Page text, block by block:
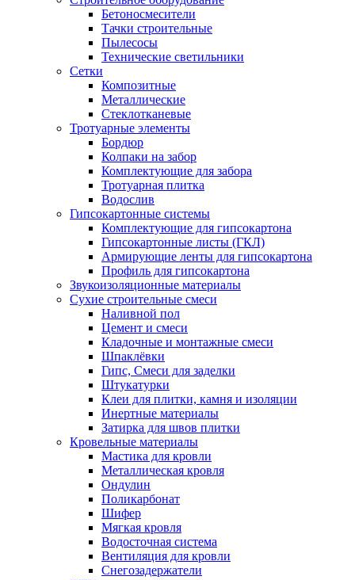
Бетоносмесители
Тачки строительные
Пылесосы
Технические светильники
Сетки
Композитные
Металлические
Стеклотканевые
Тротуарные элементы
Бордюр
Колпаки на забор
Комплектующие для забора
Тротуарная плитка
Водослив
Гипсокартонные системы
Комплектующие для гипсокартона
Гипсокартонные листы (ГКЛ)
Армирующие ленты для гипсокартона
Профиль для гипсокартона
Звукоизоляционные материалы
Сухие строительные смеси
Наливной пол
Цемент и смеси
Кладочные и монтажные смеси
Шпаклёвки
Гипс, Смеси для заделки
Штукатурки
Клеи для плитки, камня и изоляции
Инертные материалы
Затирка для швов плитки
Кровельные материалы
Мастика для кровли
Металлическая кровля
Ондулин
Поликарбонат
Шифер
Мягкая кровля
Водосточная система
Вентиляция для кровли
Снегозадержатели